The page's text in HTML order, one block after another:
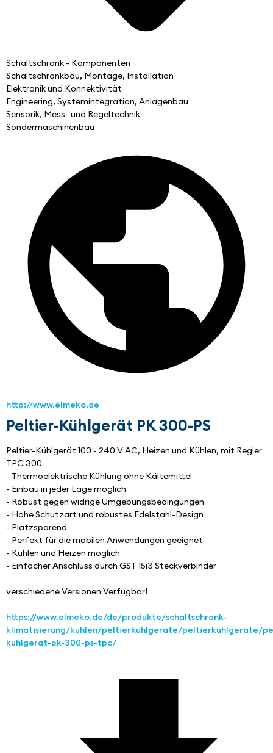
Schaltschrank - Komponenten
Schaltschrankbau, Montage, Installation
Elektronik und Konnektivität
Engineering, Systemintegration, Anlagenbau
Sensorik, Mess- und Regeltechnik
Sondermaschinenbau
http://www.elmeko.de
Peltier-Kühlgerät PK 300-PS
Peltier-Kühlgerät 100 - 240 V AC, Heizen und Kühlen, mit Regler
TPC 300
- Thermoelektrische Kühlung ohne Kältemittel
- Einbau in jeder Lage möglich
- Robust gegen widrige Umgebungsbedingungen
- Hohe Schutzart und robustes Edelstahl-Design
- Platzsparend
- Perfekt für die mobilen Anwendungen geeignet
- Kühlen und Heizen möglich
- Einfacher Anschluss durch GST 15i3 Steckverbinder
verschiedene Versionen Verfügbar!
https://www.elmeko.de/de/produkte/schaltschrank-
klimatisierung/kuhlen/peltierkuhlgerate/peltierkuhlgerate/
kuhlgerat-pk-300-ps-tpc/